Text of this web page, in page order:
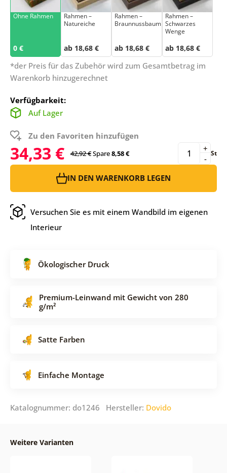
Ohne Rahmen
0 €
Rahmen –
Natureiche
ab 18,68 €
Rahmen –
Braunnussbaum
ab 18,68 €
Rahmen –
Schwarzes
Wenge
ab 18,68 €
*der Preis für das Zubehör wird zum Gesamtbetrag im
Warenkorb hinzugerechnet
Verfügbarkeit:
Auf Lager
Zu den Favoriten hinzufügen
34,33 € 42,92 €Spare8,58 € -
+ St
IN DEN WARENKORB LEGEN
Versuchen Sie es mit einem Wandbild im eigenen
Interieur
Ökologischer Druck
Premium-Leinwand mit Gewicht von 280
g/m²
Satte Farben
Einfache Montage
Katalognummer: do1246 Hersteller: Dovido
Weitere Varianten